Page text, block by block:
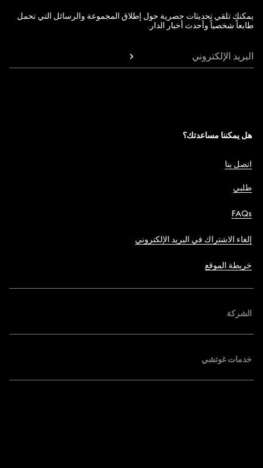
يمكنك تلقي تحديثات حصرية حول إطلاق المجموعة والرسائل التي تحمل
طابعاً شخصياً وأحدث أخبار الدار.
البريد الإلكتروني
هل يمكننا مساعدتك؟
اتصل بنا
طلبي
FAQs
إلغاء الاشتراك في البريد الإلكتروني
خريطة الموقع
الشركة
خدمات غوتشي